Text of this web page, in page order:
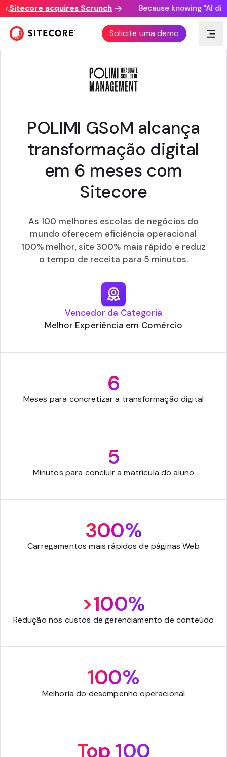
Sitecore acquires Scrunch Because knowing "AI
Solicite uma demo
CUSTOMER AWARD
POLIMI GSoM alcança
transformação digital
em 6 meses com
Sitecore
As 100 melhores escolas de negócios do
mundo oferecem eficiência operacional
100% melhor, site 300% mais rápido e reduz
o tempo de receita para 5 minutos.
Vencedor da Categoria
Melhor Experiência em Comércio
6
Meses para concretizar a transformação digital
5
Minutos para concluir a matrícula do aluno
300%
Carregamentos mais rápidos de páginas Web
>100%
Redução nos custos de gerenciamento de conteúdo
100%
Melhoria do desempenho operacional
Top 100